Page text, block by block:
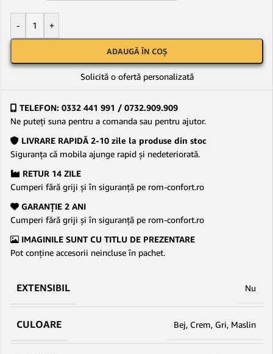
- +
ADAUGĂ ÎN COȘ
Solicită o ofertă personalizată
TELEFON: 0332 441 991 / 0732.909.909
Ne puteţi suna pentru a comanda sau pentru ajutor.
LIVRARE RAPIDĂ 2-10 zile la produse din stoc
Siguranţa că mobila ajunge rapid şi nedeteriorată.
RETUR 14 ZILE
Cumperi fără griji şi în siguranţă pe rom-confort.ro
GARANŢIE 2 ANI
Cumperi fără griji şi în siguranţă pe rom-confort.ro
IMAGINILE SUNT CU TITLU DE PREZENTARE
Pot conține accesorii neincluse în pachet.
EXTENSIBIL Nu
CULOARE Bej, Crem, Gri, Maslin